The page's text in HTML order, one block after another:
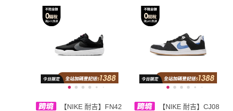
【NIKE 耐吉】FN42
【NIKE 耐吉】CJ08